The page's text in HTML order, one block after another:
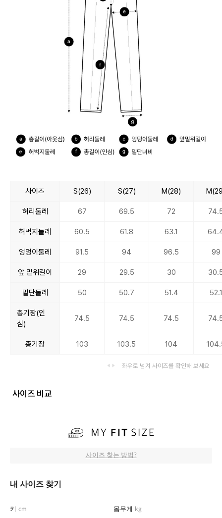
사이즈 S(26) S(27) M(28)
허리둘레 67 69.5 72
허벅지둘레 60.5 61.8 63.1
엉덩이둘레 91.5 94 96.5 99
앞 밑위길이 29 29.5 30
밑단둘레 50 50.7 51.4 52.1
총기장(인
심)
74.5 74.5 74.5
총기장 103 103.5 104
좌우로 넘겨 사이즈를 확인해 보세요
사이즈 비교